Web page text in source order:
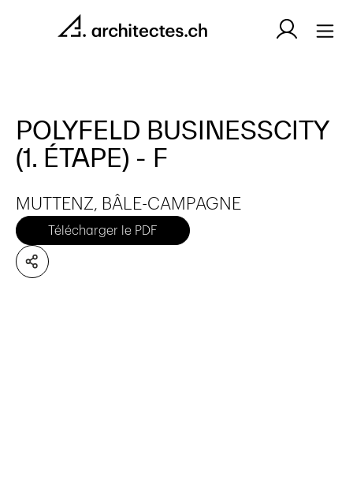
POLYFELD BUSINESSCITY
(1. ÉTAPE) - F
MUTTENZ, BÂLE-CAMPAGNE
Télécharger le PDF